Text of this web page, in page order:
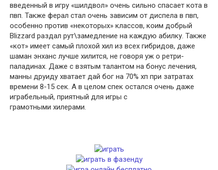
введенный в игру «шилдвол» очень сильно спасает кота в
пвп. Также ферал стал очень зависим от диспела в пвп,
особенно против «некоторых» классов, коим добрый
Blizzard раздал рут\замедление на каждую абилку. Также
«кот» имеет самый плохой хил из всех гибридов, даже
шаман энханс лучше хилится, не говоря уж о ретри-
паладинах. Даже с взятым талантом на бонус лечения,
манны друиду хватает дай бог на 70% хп при затратах
времени 8-15 сек. А в целом спек остался очень даже
играбельный, приятный для игры с
грамотными хилерами.